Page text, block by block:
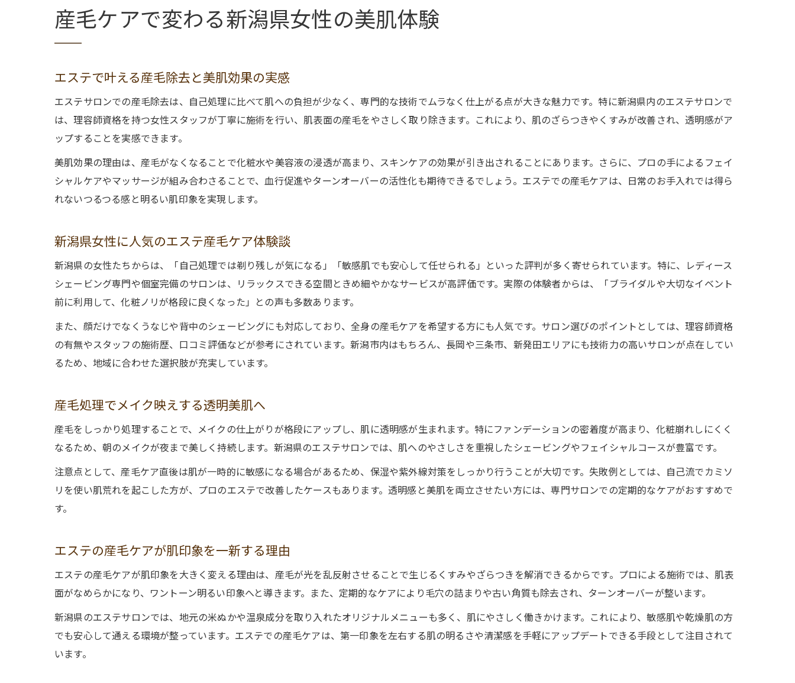
エステによる顔剃りで透明感アップの秘訣
顔剃り×エステで透明感を引き出す方法
新潟県で人気のエステ顔剃り体験のススメ
女性スタッフが寄り添う産毛ケアの安心感
新潟県で選ぶエステシェービングの魅力
フェイシャルシェービングで透明感アップ
エステ産毛ケアが支持される理由を解説
サロン選びで失敗しないフェイシャル施術
産毛悩みを解消するエステ選びのヒント
エステ体験談から学ぶ産毛ケア成功ポイント
新潟県エステ口コミを活かしたサロン探し
リアルな声でわかるエステ産毛ケアの効果
産毛処理がブライダル肌を美しく保つ秘訣
エステ施術で特別な日の美肌準備を万全に
産毛ケアで変わる新潟県女性の美肌体験
エステで叶える産毛除去と美肌効果の実感
エステサロンでの産毛除去は、自己処理に比べて肌への負担が少なく、専門的な技術でムラなく仕上がる点が大きな魅力です。特に新潟県内のエステサロンで
は、理容師資格を持つ女性スタッフが丁寧に施術を行い、肌表面の産毛をやさしく取り除きます。これにより、肌のざらつきやくすみが改善され、透明感がア
ップすることを実感できます。
美肌効果の理由は、産毛がなくなることで化粧水や美容液の浸透が高まり、スキンケアの効果が引き出されることにあります。さらに、プロの手によるフェイ
シャルケアやマッサージが組み合わさることで、血行促進やターンオーバーの活性化も期待できるでしょう。エステでの産毛ケアは、日常のお手入れでは得ら
れないつるつる感と明るい肌印象を実現します。
新潟県女性に人気のエステ産毛ケア体験談
新潟県の女性たちからは、「自己処理では剃り残しが気になる」「敏感肌でも安心して任せられる」といった評判が多く寄せられています。特に、レディース
シェービング専門や個室完備のサロンは、リラックスできる空間ときめ細やかなサービスが高評価です。実際の体験者からは、「ブライダルや大切なイベント
前に利用して、化粧ノリが格段に良くなった」との声も多数あります。
また、顔だけでなくうなじや背中のシェービングにも対応しており、全身の産毛ケアを希望する方にも人気です。サロン選びのポイントとしては、理容師資格
の有無やスタッフの施術歴、口コミ評価などが参考にされています。新潟市内はもちろん、長岡や三条市、新発田エリアにも技術力の高いサロンが点在してい
るため、地域に合わせた選択肢が充実しています。
産毛処理でメイク映えする透明美肌へ
産毛をしっかり処理することで、メイクの仕上がりが格段にアップし、肌に透明感が生まれます。特にファンデーションの密着度が高まり、化粧崩れしにくく
なるため、朝のメイクが夜まで美しく持続します。新潟県のエステサロンでは、肌へのやさしさを重視したシェービングやフェイシャルコースが豊富です。
注意点として、産毛ケア直後は肌が一時的に敏感になる場合があるため、保湿や紫外線対策をしっかり行うことが大切です。失敗例としては、自己流でカミソ
リを使い肌荒れを起こした方が、プロのエステで改善したケースもあります。透明感と美肌を両立させたい方には、専門サロンでの定期的なケアがおすすめで
す。
エステの産毛ケアが肌印象を一新する理由
エステの産毛ケアが肌印象を大きく変える理由は、産毛が光を乱反射させることで生じるくすみやざらつきを解消できるからです。プロによる施術では、肌表
面がなめらかになり、ワントーン明るい印象へと導きます。また、定期的なケアにより毛穴の詰まりや古い角質も除去され、ターンオーバーが整います。
新潟県のエステサロンでは、地元の米ぬかや温泉成分を取り入れたオリジナルメニューも多く、肌にやさしく働きかけます。これにより、敏感肌や乾燥肌の方
でも安心して通える環境が整っています。エステでの産毛ケアは、第一印象を左右する肌の明るさや清潔感を手軽にアップデートできる手段として注目されて
います。